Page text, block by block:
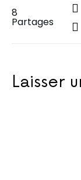
8
Partages
Laisser